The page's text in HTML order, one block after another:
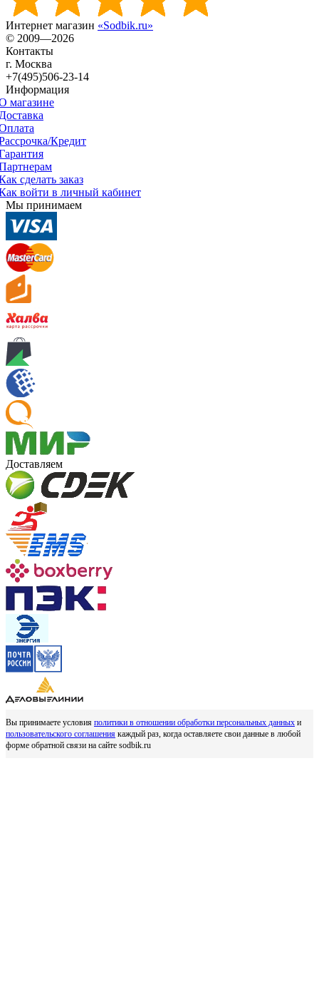
Интернет магазин «Sodbik.ru»
© 2009—2026
Контакты
г. Москва
+7(495)506-23-14
Информация
магазине
Кредит
сделать заказ
войти в личный кабинет
Мы принимаем
Доставляем
Вы принимаете условия политики в отношении обработки персональных данных и
пользовательского соглашения каждый раз, когда оставляете свои данные в любой
форме обратной связи на сайте sodbik.ru